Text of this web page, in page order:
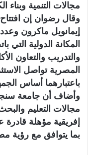
مجالات التنمية وبناء
وقال رضوان إن
إيمانويل ماكرون
المكانة الدولية
والتدريب والتعاون
المصرية تواصل
باعتبارهما أساس
وأضاف أن جامعة
مجالات التعليم
إفريقية مؤهلة
بما يتوافق مع رؤية